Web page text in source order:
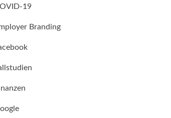
19
Branding